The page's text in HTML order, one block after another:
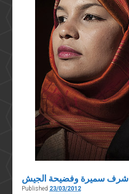
شرف سميرة وفضيحة الجيش
Published 23/03/2012